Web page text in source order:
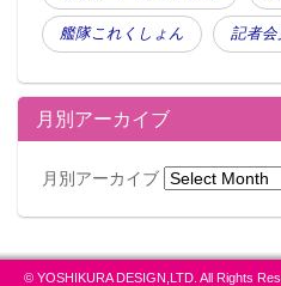
艦隊これくしょん 記者会
月別アーカイブ
月別アーカイブ
© YOSHIKURA DESIGN,LTD. All Rights